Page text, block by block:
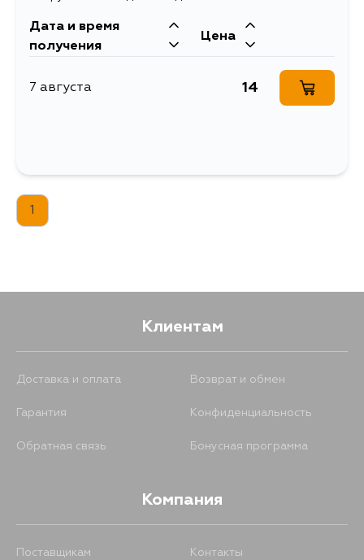
Дата и время
получения
Цена
7 августа 14
1
Клиентам
Доставка и оплата Возврат и обмен
Гарантия Конфиденциальность
Обратная связь Бонусная программа
Компания
Поставщикам Контакты